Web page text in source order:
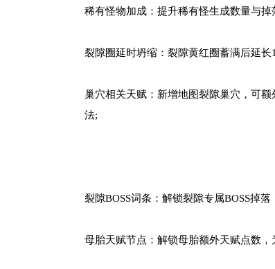
稀有怪物加成：提升稀有怪生成数量与
裂隙圈延时坍缩：裂隙黄红圈蓄满后延
巢穴相关天赋：新增地图裂隙巢穴，可
法;
裂隙BOSS词条：解锁裂隙专属BOSS掉
母胎天赋节点：解锁母胎额外天赋点数，